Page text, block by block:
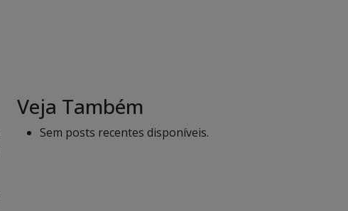
Veja Também
Sem posts recentes disponíveis.